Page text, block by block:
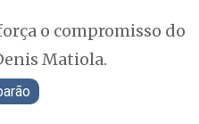
o compromisso do
Matiola.